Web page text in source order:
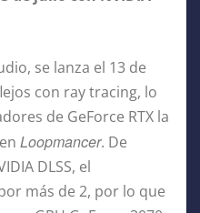
se lanza el 13 de
con ray tracing, lo
de GeForce RTX la
Loopmancer. De
DLSS, el
más de 2, por lo que